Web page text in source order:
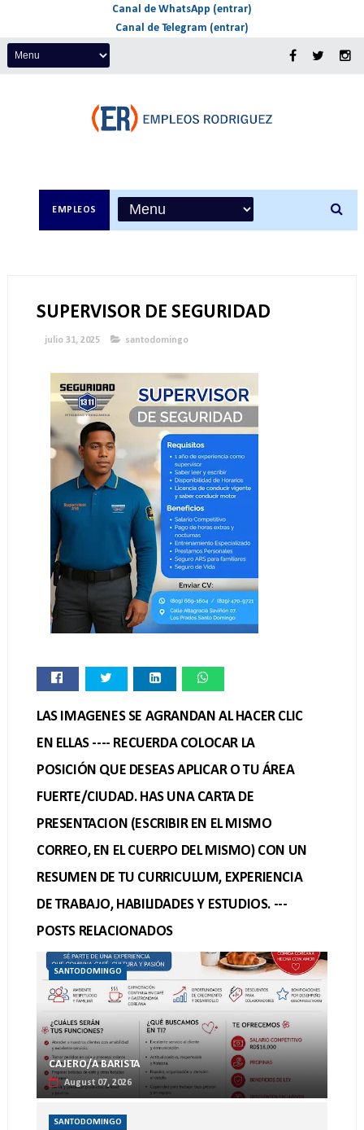
Canal de WhatsApp (entrar)
Canal de Telegram (entrar)
EMPLEOS
SUPERVISOR DE SEGURIDAD
julio 31, 2025 santodomingo
LAS IMAGENES SE AGRANDAN AL HACER CLIC
EN ELLAS ---- RECUERDA COLOCAR LA
POSICIÓN QUE DESEAS APLICAR O TU ÁREA
FUERTE/CIUDAD. HAS UNA CARTA DE
PRESENTACION (ESCRIBIR EN EL MISMO
CORREO, EN EL CUERPO DEL MISMO) CON UN
RESUMEN DE TU CURRICULUM, EXPERIENCIA
DE TRABAJO, HABILIDADES Y ESTUDIOS. ---
POSTS RELACIONADOS
SANTODOMINGO
CAJERO/A BARISTA
August 07, 2026
SANTODOMINGO